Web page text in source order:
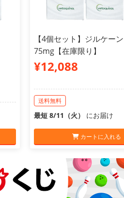
【4個セット】ジルケーン
75mg【在庫限り】
¥12,088
送料無料
最短 8/11（火） にお届け
カートに入れる